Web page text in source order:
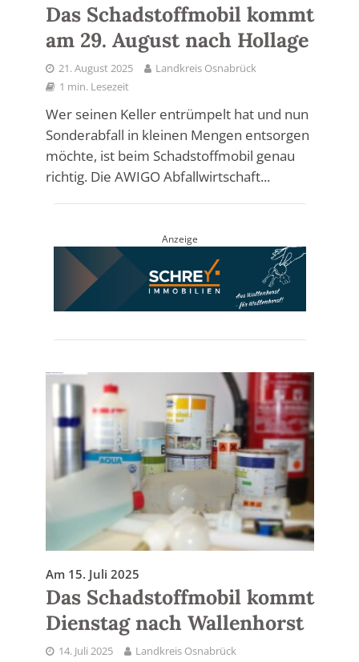
Das Schadstoffmobil kommt
am 29. August nach Hollage
21. August 2025
Landkreis Osnabrück
1 min. Lesezeit
Wer seinen Keller entrümpelt hat und nun
Sonderabfall in kleinen Mengen entsorgen
möchte, ist beim Schadstoffmobil genau
richtig. Die AWIGO Abfallwirtschaft...
Anzeige
Am 15. Juli 2025
Das Schadstoffmobil kommt
Dienstag nach Wallenhorst
14. Juli 2025
Landkreis Osnabrück